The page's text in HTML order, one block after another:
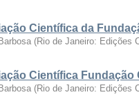
Científica da
(Rio de Janeiro: Edições
Científica Fundação
(Rio de Janeiro: Edições